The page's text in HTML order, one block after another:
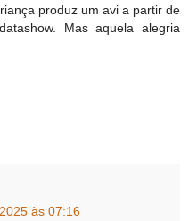
produz um avi a partir de
Mas aquela alegria
às 07:16